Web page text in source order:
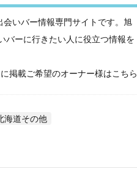
会いバー情報専門サイトです。旭
バーに行きたい人に役立つ情報を
掲載ご希望のオーナー様はこちら
海道その他